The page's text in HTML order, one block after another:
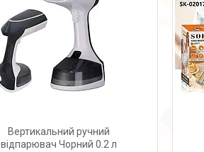
Вертикальний ручний
відпарювач Чорний 0.2 л